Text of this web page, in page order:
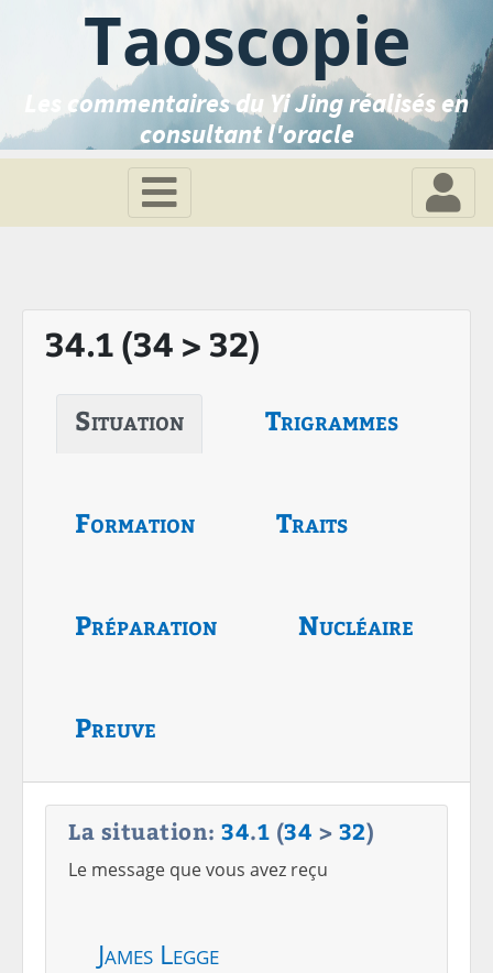
Taoscopie
Les commentaires du Yi Jing réalisés en
consultant l'oracle
34.1 (34 > 32)
Situation Trigrammes
Formation Traits
Préparation Nucléaire
Preuve
La situation: 34.1 (34 > 32)
Le message que vous avez reçu
James Legge